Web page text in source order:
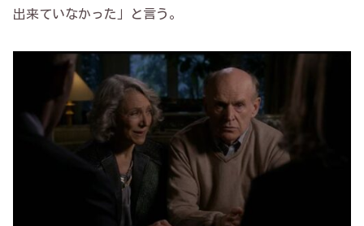
出来ていなかった」と言う。